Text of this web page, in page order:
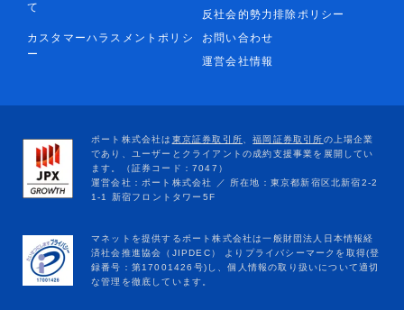
て
反社会的勢力排除ポリシー
カスタマーハラスメントポリシ
ー
お問い合わせ
運営会社情報